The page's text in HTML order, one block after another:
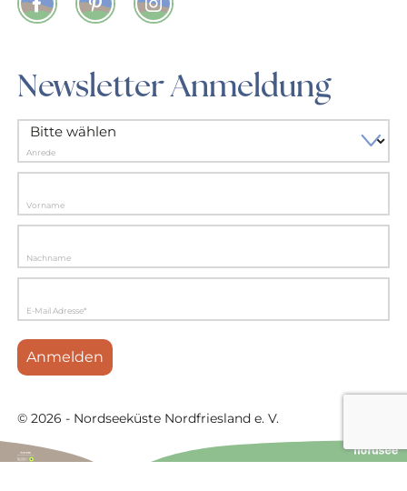
FacebookPinterestInstagram
Newsletter Anmeldung
Anrede
Vorname
Nachname
E-Mail Adresse*
Anmelden
© 2026 - Nordseeküste Nordfriesland e. V.